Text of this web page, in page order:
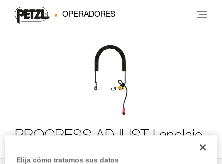
OPERADORES
PROGRESS ADJUST-I anclaje
Elija cómo tratamos sus datos